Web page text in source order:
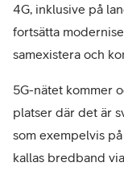
4G, inklusive på
fortsätta
samexistera och
5G-nätet kommer
platser där det är
som exempelvis
kallas bredband